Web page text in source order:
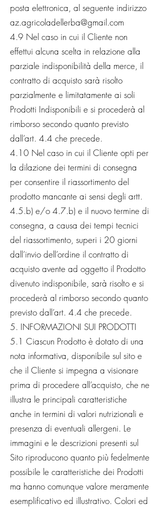
posta elettronica, al seguente indirizzo
az.agricoladellerba@gmail.com
4.9 Nel caso in cui il Cliente non
effettui alcuna scelta in relazione alla
parziale indisponibilità della merce, il
contratto di acquisto sarà risolto
parzialmente e limitatamente ai soli
Prodotti Indisponibili e si procederà al
rimborso secondo quanto previsto
dall’art. 4.4 che precede.
4.10 Nel caso in cui il Cliente opti per
la dilazione dei termini di consegna
per consentire il riassortimento del
prodotto mancante ai sensi degli artt.
4.5.b) e/o 4.7.b) e il nuovo termine di
consegna, a causa dei tempi tecnici
del riassortimento, superi i 20 giorni
dall’invio dell’ordine il contratto di
acquisto avente ad oggetto il Prodotto
divenuto indisponibile, sarà risolto e si
procederà al rimborso secondo quanto
previsto dall’art. 4.4 che precede.
5. INFORMAZIONI SUI PRODOTTI
5.1 Ciascun Prodotto è dotato di una
nota informativa, disponibile sul sito e
che il Cliente si impegna a visionare
prima di procedere all’acquisto, che ne
illustra le principali caratteristiche
anche in termini di valori nutrizionali e
presenza di eventuali allergeni. Le
immagini e le descrizioni presenti sul
Sito riproducono quanto più fedelmente
possibile le caratteristiche dei Prodotti
ma hanno comunque valore meramente
esemplificativo ed illustrativo. Colori ed